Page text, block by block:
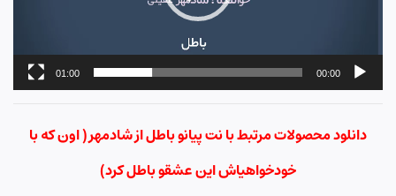
00:00
01:00
دانلود محصولات مرتبط با نت پیانو باطل از شادمهر( اون که با
خودخواهیاش این عشقو باطل کرد)